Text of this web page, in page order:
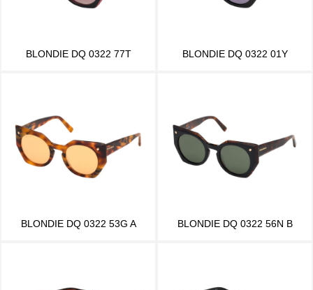
BLONDIE DQ 0322 77T BLONDIE DQ 0322 01Y
BLONDIE DQ 0322 53G A BLONDIE DQ 0322 56N B